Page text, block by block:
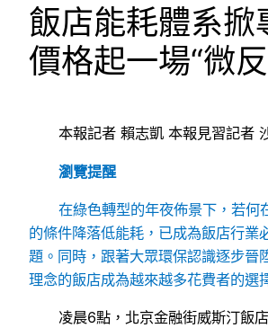
飯店能耗體系掀
價格起一場“微
本報記者 賴志凱 本報見習記者
瀏覽提醒
在綠色轉型的年夜佈景下，若何
的條件降落低能耗，已成為飯店行業
題。同時，跟著大眾環保認識逐步晉
理念的飯店成為越來越多花費者的選
凌晨6點，北京金融街威斯汀飯